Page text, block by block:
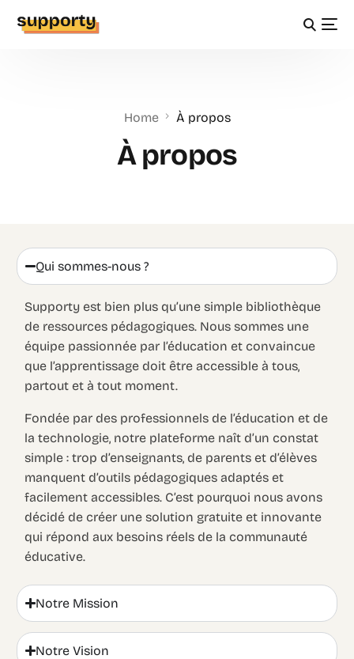
Home À propos
À propos
Qui sommes-nous ?
Supporty est bien plus qu’une simple bibliothèque
de ressources pédagogiques. Nous sommes une
équipe passionnée par l’éducation et convaincue
que l’apprentissage doit être accessible à tous,
partout et à tout moment.
Fondée par des professionnels de l’éducation et de
la technologie, notre plateforme naît d’un constat
simple : trop d’enseignants, de parents et d’élèves
manquent d’outils pédagogiques adaptés et
facilement accessibles. C’est pourquoi nous avons
décidé de créer une solution gratuite et innovante
qui répond aux besoins réels de la communauté
éducative.
Notre Mission
Notre Vision